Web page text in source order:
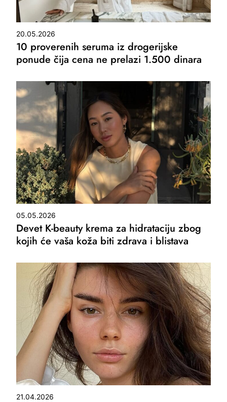
20.05.2026
10 proverenih seruma iz drogerijske
ponude čija cena ne prelazi 1.500 dinara
05.05.2026
Devet K-beauty krema za hidrataciju zbog
kojih će vaša koža biti zdrava i blistava
21.04.2026